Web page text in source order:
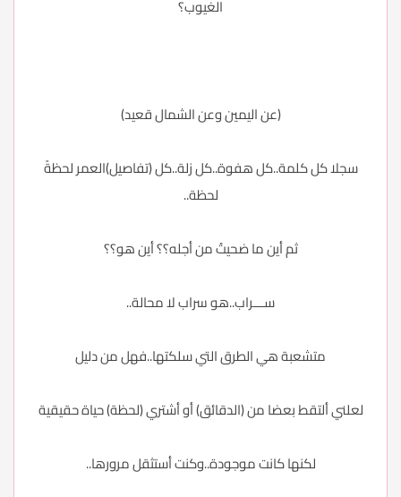
الغيوب؟
(عن اليمين وعن الشمال قعيد)
سجلا كل كلمة..كل هفوة..كل زلة..كل (تفاصيل)العمر لحظةً
لحظة..
ثم أين ما ضحيتُ من أجله؟؟ أين هو؟؟
ســـراب..هو سراب لا محالة..
متشعبة هي الطرق التي سلكتها..فهل من دليل
لعلني ألتقط بعضا من (الدقائق) أو أشتري (لحظة) حياة حقيقية
لكنها كانت موجودة..وكنت أستثقل مرورها..